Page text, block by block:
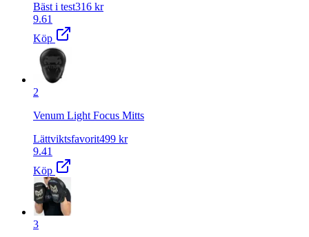
Bäst i test316 kr
9.61
Köp
2
Venum Light Focus Mitts
Lättviktsfavorit499 kr
9.41
Köp
3